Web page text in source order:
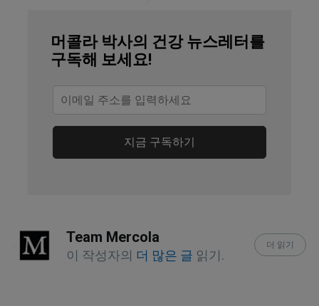
JAMA Psychiatry. 2023;80(7):690-699
World Psychiatry. 2010 Feb;9(1):16-20
머콜라 박사의 건강 뉴스레터를
구독해 보세요!
지금 구독하기
Team Mercola
이 작성자의 더 많은 글 읽기.
더 읽기